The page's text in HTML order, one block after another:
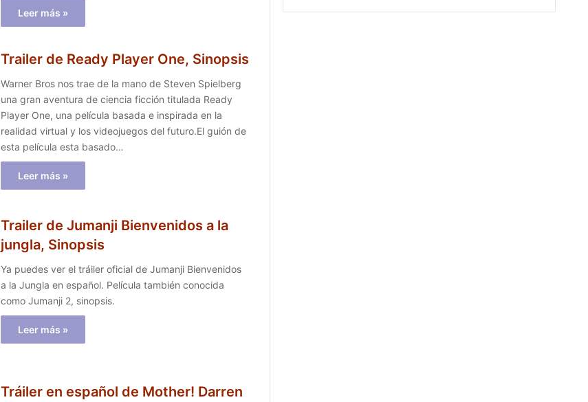
Leer más »
Trailer de Ready Player One, Sinopsis
Warner Bros nos trae de la mano de Steven Spielberg
una gran aventura de ciencia ficción titulada Ready
Player One, una película basada e inspirada en la
realidad virtual y los videojuegos del futuro.El guión de
esta película esta basado…
Leer más »
Trailer de Jumanji Bienvenidos a la
jungla, Sinopsis
Ya puedes ver el tráiler oficial de Jumanji Bienvenidos
a la Jungla en español. Película también conocida
como Jumanji 2, sinopsis.
Leer más »
Tráiler en español de Mother! Darren